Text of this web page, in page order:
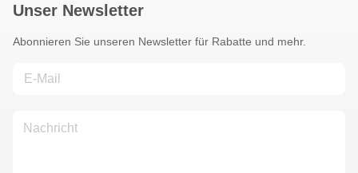
Unser Newsletter
Abonnieren Sie unseren Newsletter für Rabatte und mehr.